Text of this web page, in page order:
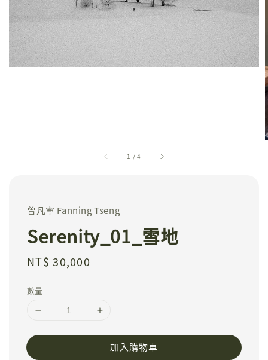
1 /4
曾凡寧 Fanning Tseng
Serenity_01_雪地
Regular
NT$ 30,000
數量
加入購物車